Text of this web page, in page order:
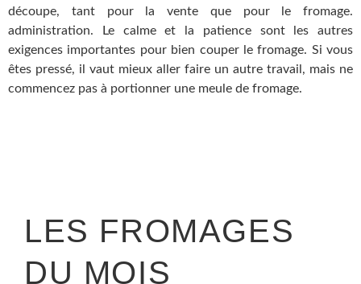
découpe, tant pour la vente que pour le fromage.
administration. Le calme et la patience sont les autres
exigences importantes pour bien couper le fromage. Si vous
êtes pressé, il vaut mieux aller faire un autre travail, mais ne
commencez pas à portionner une meule de fromage.
LES FROMAGES
DU MOIS